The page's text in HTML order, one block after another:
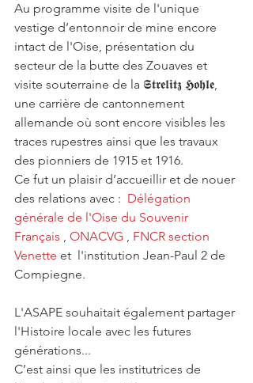
Au programme visite de l'unique
vestige d’entonnoir de mine encore
intact de l'Oise, présentation du
secteur de la butte des Zouaves et
visite souterraine de la 𝕾𝖙𝖗𝖊𝖑𝖎𝖙𝖟 𝕳𝖔𝖍𝖑𝖊,
une carrière de cantonnement
allemande où sont encore visibles les
traces rupestres ainsi que les travaux
des pionniers de 1915 et 1916.
Ce fut un plaisir d’accueillir et de nouer
des relations avec : Délégation
générale de l'Oise du Souvenir
Français , ONACVG , FNCR section
Venette et  l'institution Jean-Paul 2 de
Compiegne.
L'ASAPE souhaitait également partager
l'Histoire locale avec les futures
générations...
C’est ainsi que les institutrices de